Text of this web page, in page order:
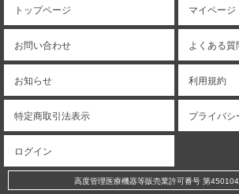
トップページ マイページ
お問い合わせ よくある質
お知らせ 利用規約
特定商取引法表示 プライバシ
ログイン
高度管理医療機器等販売業許可番号 第